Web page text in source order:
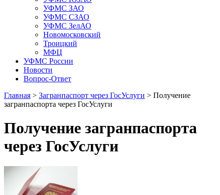
УФМС ЗАО
УФМС СЗАО
УФМС ЗелАО
Новомосковский
Троицкий
МФЦ
УФМС России
Новости
Вопрос-Ответ
Главная > Загранпаспорт через ГосУслуги > Получение
загранпаспорта через ГосУслуги
Получение загранпаспорта
через ГосУслуги